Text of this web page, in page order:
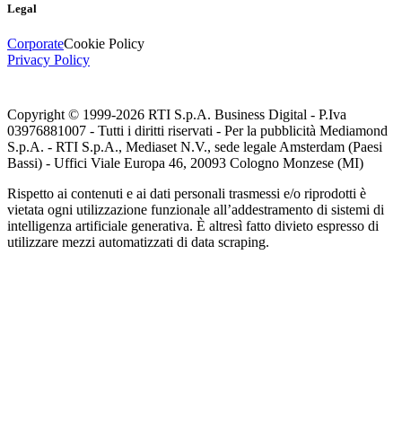
Legal
CorporateCookie Policy
Privacy Policy
Copyright © 1999-2026 RTI S.p.A. Business Digital - P.Iva
03976881007 - Tutti i diritti riservati - Per la pubblicità Mediamond
S.p.A. - RTI S.p.A., Mediaset N.V., sede legale Amsterdam (Paesi
Bassi) - Uffici Viale Europa 46, 20093 Cologno Monzese (MI)
Rispetto ai contenuti e ai dati personali trasmessi e/o riprodotti è
vietata ogni utilizzazione funzionale all’addestramento di sistemi di
intelligenza artificiale generativa. È altresì fatto divieto espresso di
utilizzare mezzi automatizzati di data scraping.